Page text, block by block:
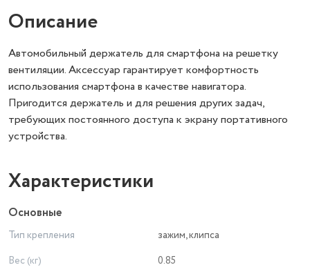
Описание
Автомобильный держатель для смартфона на решетку
вентиляции. Аксессуар гарантирует комфортность
использования смартфона в качестве навигатора.
Пригодится держатель и для решения других задач,
требующих постоянного доступа к экрану портативного
устройства.
Характеристики
Основные
Тип крепления
зажим, клипса
Вес (кг)
0.85